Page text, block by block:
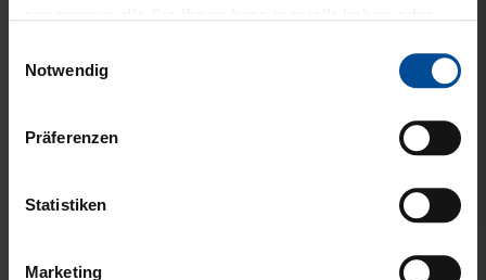
gesammelt haben.
Notwendig
Präferenzen
Statistiken
Marketing
Neu
SCHAL WILLI HELLBLAU SCHAL STADION BLAU-